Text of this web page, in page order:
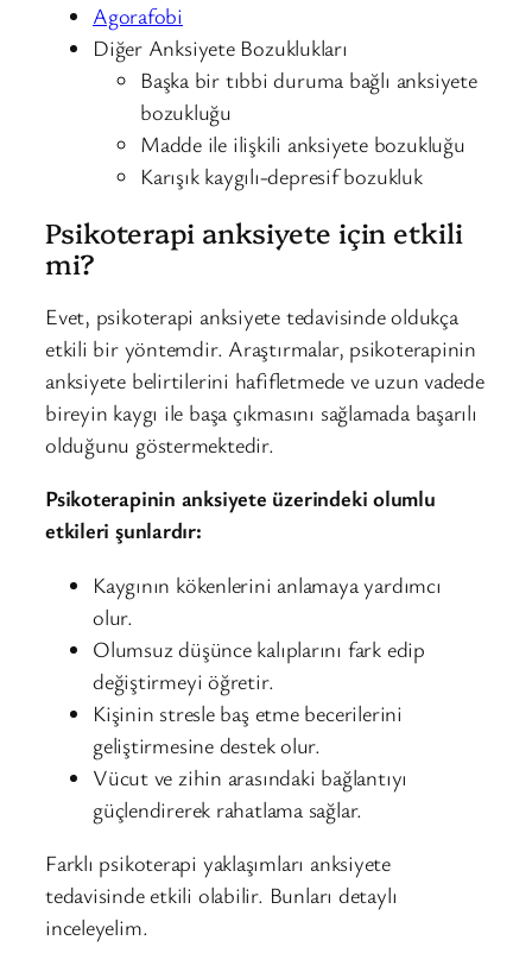
Agorafobi
Diğer Anksiyete Bozuklukları
Başka bir tıbbi duruma bağlı anksiyete
bozukluğu
Madde ile ilişkili anksiyete bozukluğu
Karışık kaygılı-depresif bozukluk
Psikoterapi anksiyete için etkili
mi?
Evet, psikoterapi anksiyete tedavisinde oldukça
etkili bir yöntemdir. Araştırmalar, psikoterapinin
anksiyete belirtilerini hafifletmede ve uzun vadede
bireyin kaygı ile başa çıkmasını sağlamada başarılı
olduğunu göstermektedir.
Psikoterapinin anksiyete üzerindeki olumlu
etkileri şunlardır:
Kaygının kökenlerini anlamaya yardımcı
olur.
Olumsuz düşünce kalıplarını fark edip
değiştirmeyi öğretir.
Kişinin stresle baş etme becerilerini
geliştirmesine destek olur.
Vücut ve zihin arasındaki bağlantıyı
güçlendirerek rahatlama sağlar.
Farklı psikoterapi yaklaşımları anksiyete
tedavisinde etkili olabilir. Bunları detaylı
inceleyelim.